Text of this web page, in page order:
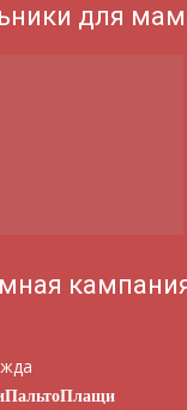
для
ПальтоПлащи